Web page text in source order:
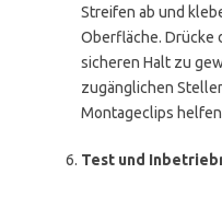
Streifen ab und
Oberfläche. Drücke
sicheren Halt zu
zugänglichen
Montageclips
Test und